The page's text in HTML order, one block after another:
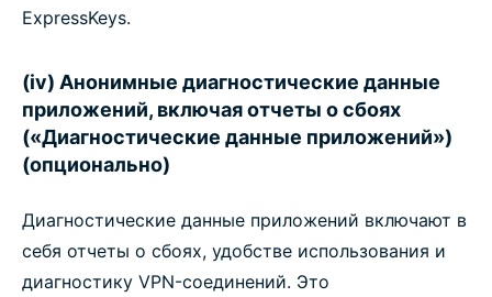
ExpressKeys.
(iv) Анонимные диагностические данные
приложений, включая отчеты о сбоях
(«Диагностические данные приложений»)
(опционально)
Диагностические данные приложений включают в
себя отчеты о сбоях, удобстве использования и
диагностику VPN-соединений. Это